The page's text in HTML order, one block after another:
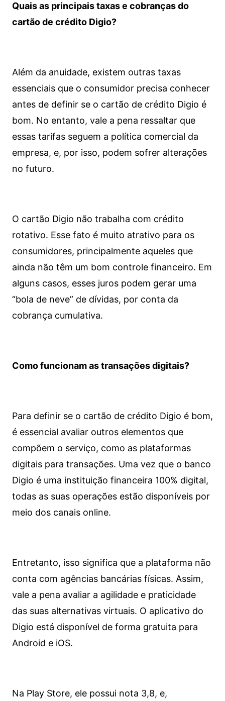
Quais as principais taxas e cobranças do
cartão de crédito Digio?
Além da anuidade, existem outras taxas
essenciais que o consumidor precisa conhecer
antes de definir se o cartão de crédito Digio é
bom. No entanto, vale a pena ressaltar que
essas tarifas seguem a política comercial da
empresa, e, por isso, podem sofrer alterações
no futuro.
O cartão Digio não trabalha com crédito
rotativo. Esse fato é muito atrativo para os
consumidores, principalmente aqueles que
ainda não têm um bom controle financeiro. Em
alguns casos, esses juros podem gerar uma
“bola de neve” de dívidas, por conta da
cobrança cumulativa.
Como funcionam as transações digitais?
Para definir se o cartão de crédito Digio é bom,
é essencial avaliar outros elementos que
compõem o serviço, como as plataformas
digitais para transações. Uma vez que o banco
Digio é uma instituição financeira 100% digital,
todas as suas operações estão disponíveis por
meio dos canais online.
Entretanto, isso significa que a plataforma não
conta com agências bancárias físicas. Assim,
vale a pena avaliar a agilidade e praticidade
das suas alternativas virtuais. O aplicativo do
Digio está disponível de forma gratuita para
Android e iOS.
Na Play Store, ele possui nota 3,8, e,